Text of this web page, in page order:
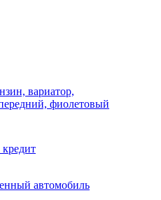
вариатор,
фиолетовый
автомобиль